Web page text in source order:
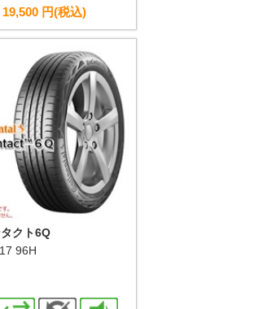
19,500 円(税込)
クト6Q
96H